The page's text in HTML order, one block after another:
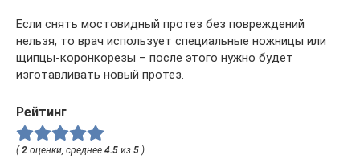
Если снять мостовидный протез без повреждений
нельзя, то врач использует специальные ножницы или
щипцы-коронкорезы – после этого нужно будет
изготавливать новый протез.
Рейтинг
(2 оценки, среднее 4.5 из 5 )